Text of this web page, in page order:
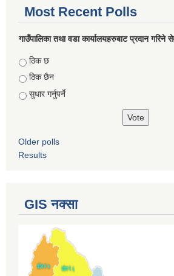
Most Recent Polls
गाउँपालिका तथा वडा कार्यालयहरुबाट प्रदान गरिने
Choices
ठिक छ
ठिक छैन
सुधार गर्नुपर्ने
Older polls
Results
GIS नक्सा